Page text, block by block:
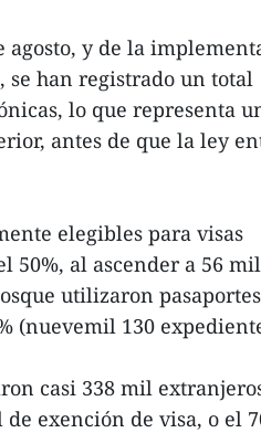
agosto, y de la
se han registrado un total
lo que representa
antes de que la ley
elegibles para visas
50%, al ascender a 56 mil
utilizaron pasaportes
(nuevemil 130
casi 338 mil
exención de visa, o el